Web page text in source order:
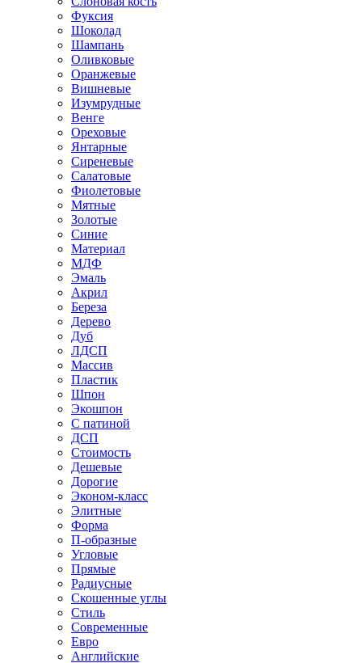
Фуксия
Шоколад
Шампань
Оливковые
Оранжевые
Вишневые
Изумрудные
Венге
Ореховые
Янтарные
Сиреневые
Салатовые
Фиолетовые
Мятные
Золотые
Синие
Материал
МДФ
Эмаль
Акрил
Береза
Дерево
Дуб
ЛДСП
Массив
Пластик
Шпон
Экошпон
С патиной
ДСП
Стоимость
Дешевые
Дорогие
Эконом-класс
Элитные
Форма
П-образные
Угловые
Прямые
Радиусные
Скошенные углы
Стиль
Современные
Евро
Английские